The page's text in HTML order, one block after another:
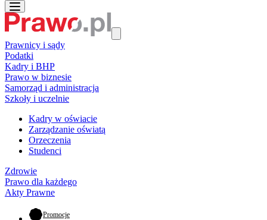
Prawnicy i sądy
Podatki
Kadry i BHP
Prawo w biznesie
Samorząd i administracja
Szkoły i uczelnie
Kadry w oświacie
Zarządzanie oświatą
Orzeczenia
Studenci
Zdrowie
Prawo dla każdego
Akty Prawne
Promocje- otwiera się w nowej karcie